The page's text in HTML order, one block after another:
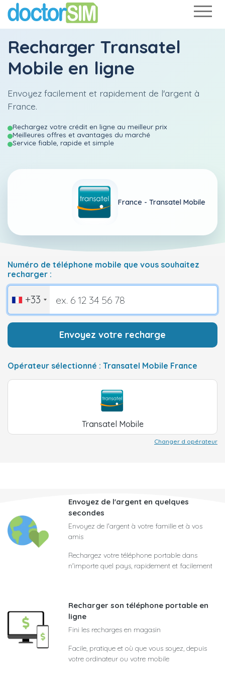
Recharger Transatel
Mobile en ligne
Envoyez facilement et rapidement de l'argent à
France.
Rechargez votre crédit en ligne au meilleur prix
Meilleures offres et avantages du marché
Service fiable, rapide et simple
France - Transatel Mobile
Numéro de téléphone mobile que vous souhaitez
recharger :
+33
Envoyez votre recharge
Opérateur sélectionné : Transatel Mobile France
Transatel Mobile
Changer d opérateur
Envoyez de l'argent en quelques
secondes
Envoyez de l'argent à votre famille et à vos
amis
Rechargez votre téléphone portable dans
n'importe quel pays, rapidement et facilement
Recharger son téléphone portable en
ligne
Fini les recharges en magasin
Facile, pratique et où que vous soyez, depuis
votre ordinateur ou votre mobile